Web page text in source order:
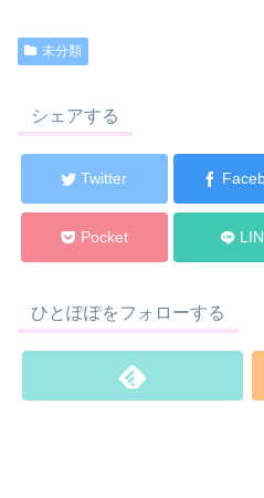
未分類
シェアする
Twitter
Pocket
ひとぽぽをフォローする